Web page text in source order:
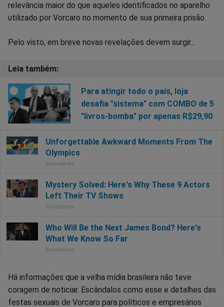
relevância maior do que aqueles identificados no aparelho
utilizado por Vorcaro no momento de sua primeira prisão.
Pelo visto, em breve novas revelações devem surgir...
Para atingir todo o país, loja
desafia "sistema" com COMBO de 5
"livros-bomba" por apenas R$29,90
Há informações que a velha mídia brasileira não teve
coragem de noticiar. Escândalos como esse e detalhes das
festas sexuais de Vorcaro para políticos e empresários